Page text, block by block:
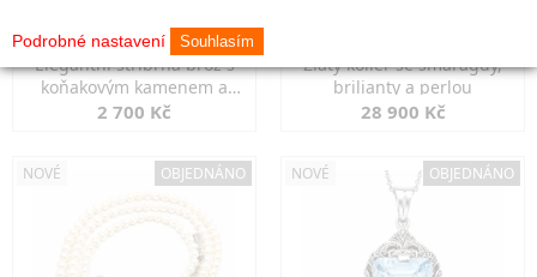
Elegantní stříbrná brož s
koňakovým kamenem a
markazity
2 700 Kč
Zlatý kolier se smaragdy,
brilianty a perlou
28 900 Kč
NOVÉ OBJEDNÁNO NOVÉ OBJEDNÁNO
Podrobné nastavení Souhlasím